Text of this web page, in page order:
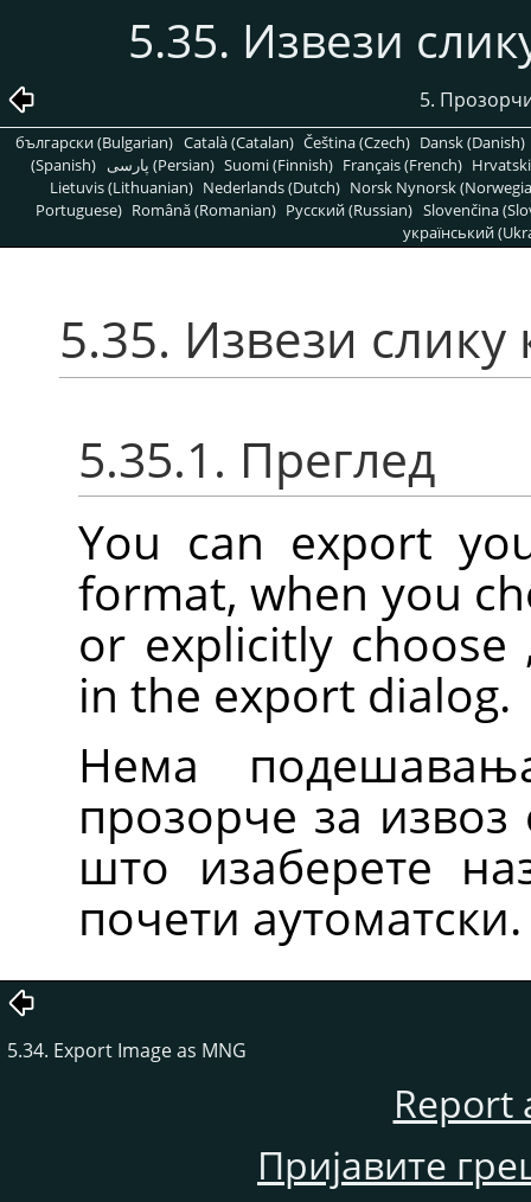
5.35. Извези
5.
български (Bulgarian) Català (Catalan) Čeština (Czech) Dansk (Danish)
(Spanish)
پارسی (Persian) Suomi (Finnish) Français (French)
Lietuvis (Lithuanian) Nederlands (Dutch) Norsk Nynorsk
Portuguese) Română (Romanian) Pусский (Russian) Slovenčina
український
5.35. Извези слику
5.35.1. Преглед
You can export
format, when you
or explicitly choose
in the export dialog.
Нема
прозорче за
што изаберете
почети аутоматски.
5.34. Export Image as MNG
Report
Пријавите